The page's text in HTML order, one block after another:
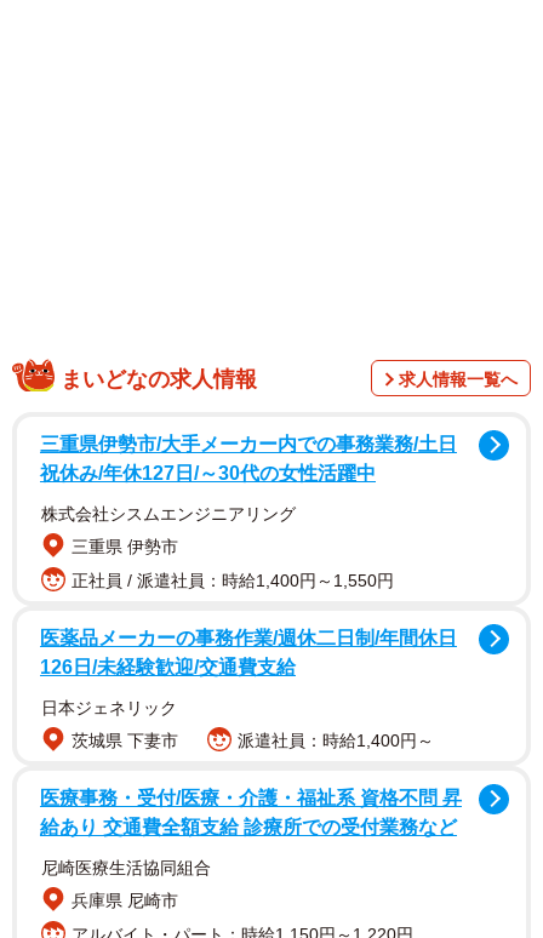
めに自転車置き場にしている物置の中にすみ着いてしまっ
2/14
物置に住み着き始めたころのこねぎくん（画像提供：ともさん）
人懐っこく鳴きながら寄ってくる姿に心を動かされました
まいどなの求人情報 求人情報一覧へ
三重県伊勢市/大手メーカー内での事務業務/土日
祝休み/年休127日/～30代の女性活躍中
株式会社シスムエンジニアリング
三重県 伊勢市
正社員 / 派遣社員：時給1,400円～1,550円
医薬品メーカーの事務作業/週休二日制/年間休日
126日/未経験歓迎/交通費支給
日本ジェネリック
茨城県 下妻市
派遣社員：時給1,400円～
医療事務・受付/医療・介護・福祉系 資格不問 昇
給あり 交通費全額支給 診療所での受付業務など
尼崎医療生活協同組合
兵庫県 尼崎市